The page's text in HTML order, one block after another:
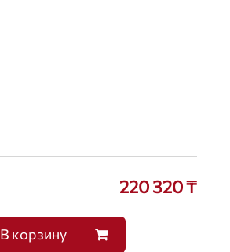
220 320 ₸
В корзину